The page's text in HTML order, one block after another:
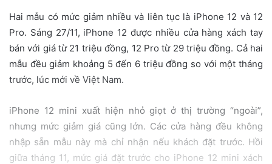
i
Hai mẫu có mức giảm nhiều và liên tục là iPhone 12 và 12
Pro. Sáng 27/11, iPhone 12 được nhiều cửa hàng xách tay
bán với giá từ 21 triệu đồng, 12 Pro từ 29 triệu đồng. Cả hai
mẫu đều giảm khoảng 5 đến 6 triệu đồng so với một tháng
trước, lúc mới về Việt Nam.
iPhone 12 mini xuất hiện nhỏ giọt ở thị trường “ngoài”,
nhưng mức giảm giá cũng lớn. Các cửa hàng đều không
nhập sẵn mẫu này mà chỉ nhận nếu khách đặt trước. Hồi
giữa tháng 11, mức giá đặt trước cho iPhone 12 mini xách